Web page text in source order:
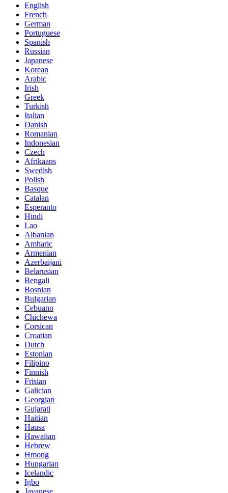
English
French
German
Portuguese
Spanish
Russian
Japanese
Korean
Arabic
Irish
Greek
Turkish
Italian
Danish
Romanian
Indonesian
Czech
Afrikaans
Swedish
Polish
Basque
Catalan
Esperanto
Hindi
Lao
Albanian
Amharic
Armenian
Azerbaijani
Belarusian
Bengali
Bosnian
Bulgarian
Cebuano
Chichewa
Corsican
Croatian
Dutch
Estonian
Filipino
Finnish
Frisian
Galician
Georgian
Gujarati
Haitian
Hausa
Hawaiian
Hebrew
Hmong
Hungarian
Icelandic
Igbo
Javanese